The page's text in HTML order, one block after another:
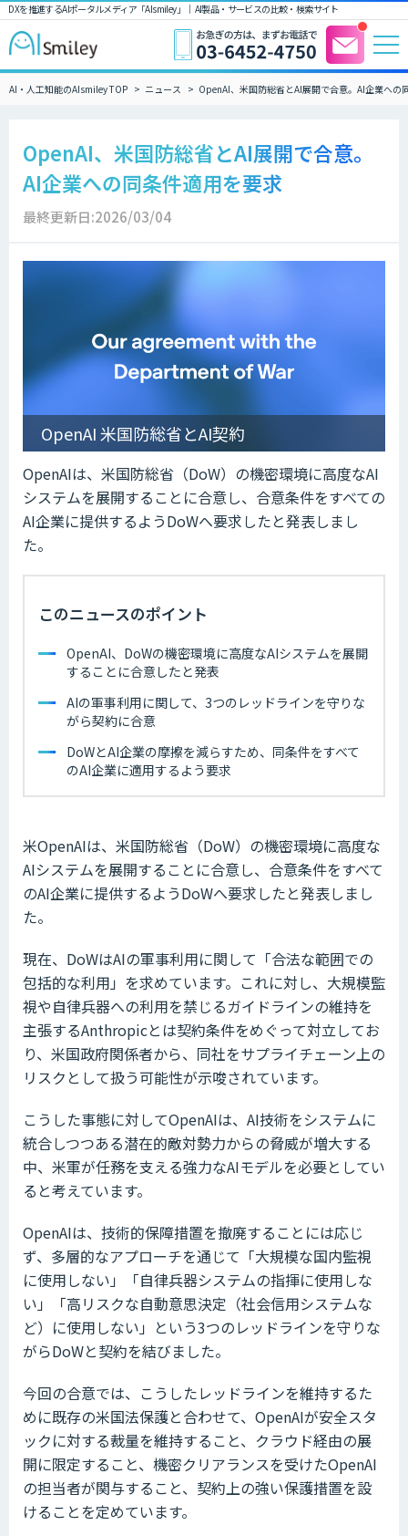
DXを推進するAIポータルメディア「AIsmiley」｜ AI製品・サービスの比較・検索サイト
AI・人工知能のAIsmiley TOP ニュース OpenAI、米国防総省とAI展開で合意。AI企業への
OpenAI、米国防総省とAI展開で合意。
AI企業への同条件適用を要求
最終更新日:2026/03/04
OpenAI 米国防総省とAI契約
OpenAIは、米国防総省（DoW）の機密環境に高度なAI
システムを展開することに合意し、合意条件をすべての
AI企業に提供するようDoWへ要求したと発表しまし
た。
このニュースのポイント
OpenAI、DoWの機密環境に高度なAIシステムを展開
することに合意したと発表
AIの軍事利用に関して、3つのレッドラインを守りな
がら契約に合意
DoWとAI企業の摩擦を減らすため、同条件をすべて
のAI企業に適用するよう要求
米OpenAIは、米国防総省（DoW）の機密環境に高度な
AIシステムを展開することに合意し、合意条件をすべて
のAI企業に提供するようDoWへ要求したと発表しまし
た。
現在、DoWはAIの軍事利用に関して「合法な範囲での
包括的な利用」を求めています。これに対し、大規模監
視や自律兵器への利用を禁じるガイドラインの維持を
主張するAnthropicとは契約条件をめぐって対立してお
り、米国政府関係者から、同社をサプライチェーン上の
リスクとして扱う可能性が示唆されています。
こうした事態に対してOpenAIは、AI技術をシステムに
統合しつつある潜在的敵対勢力からの脅威が増大する
中、米軍が任務を支える強力なAIモデルを必要としてい
ると考えています。
OpenAIは、技術的保障措置を撤廃することには応じ
ず、多層的なアプローチを通じて「大規模な国内監視
に使用しない」「自律兵器システムの指揮に使用しな
い」「高リスクな自動意思決定（社会信用システムな
ど）に使用しない」という3つのレッドラインを守りな
がらDoWと契約を結びました。
今回の合意では、こうしたレッドラインを維持するた
めに既存の米国法保護と合わせて、OpenAIが安全スタ
ックに対する裁量を維持すること、クラウド経由の展
開に限定すること、機密クリアランスを受けたOpenAI
の担当者が関与すること、契約上の強い保護措置を設
けることを定めています。